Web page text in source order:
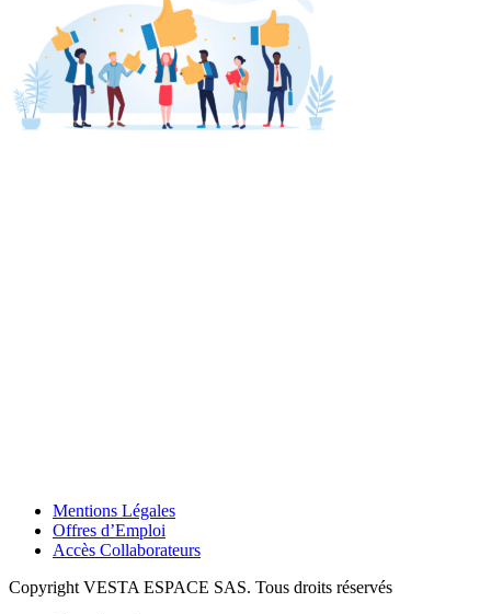
Mentions Légales
Offres d’Emploi
Accès Collaborateurs
Copyright VESTA ESPACE SAS. Tous droits réservés